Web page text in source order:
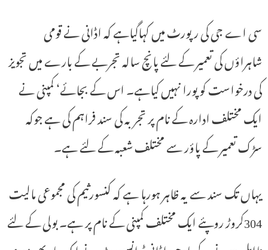
سی اے جی کی رپورٹ میں کہاگیاہے کہ اڈانی نے قومی
شاہراؤں کی تعمیر کے لئے پانچ سالہ تجربے کے بارے میں تجویز
کی درخواست کو پورا نہیں کیاہے۔ اس کے بجائے‘ کمپنی نے
ایک مختلف ادارہ کے نام پر تجربہ کی سند فراہم کی ہے جوکہ
سڑک تعمیر کے پاؤر سے مختلف شعبہ کے لئے ہے۔
یہاں تک سند سے یہ ظاہر ہورہا ہے کہ کنسورثیم کی مجموعی مالیت
304کروڑ روپئے ایک مختلف کمپنی کے نام پر ہے۔ بولی کے لئے